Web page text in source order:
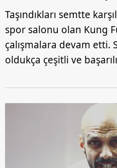
Taşındıkları semtte
spor salonu olan Kung
çalışmalara devam etti.
oldukça çeşitli ve